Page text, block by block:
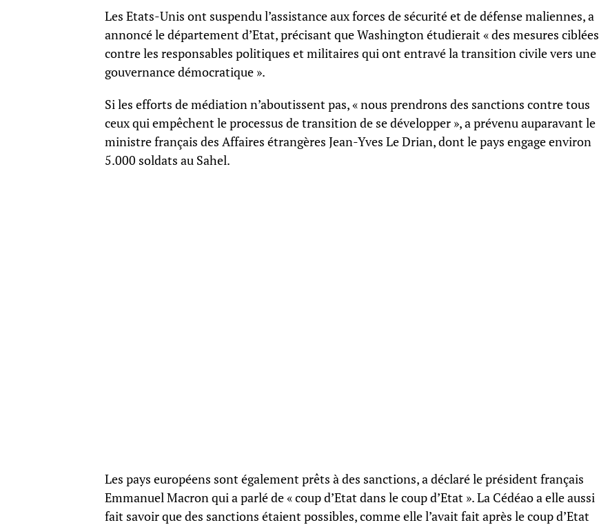
Les Etats-Unis ont suspendu l’assistance aux forces de sécurité et de défense maliennes, a
annoncé le département d’Etat, précisant que Washington étudierait « des mesures ciblées
contre les responsables politiques et militaires qui ont entravé la transition civile vers une
gouvernance démocratique ».
Si les efforts de médiation n’aboutissent pas, « nous prendrons des sanctions contre tous
ceux qui empêchent le processus de transition de se développer », a prévenu auparavant le
ministre français des Affaires étrangères Jean-Yves Le Drian, dont le pays engage environ
5.000 soldats au Sahel.
Les pays européens sont également prêts à des sanctions, a déclaré le président français
Emmanuel Macron qui a parlé de « coup d’Etat dans le coup d’Etat ». La Cédéao a elle aussi
fait savoir que des sanctions étaient possibles, comme elle l’avait fait après le coup d’Etat